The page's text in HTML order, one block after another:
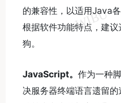
的兼容性，以适用Java
根据软件功能特点，建
狗。
JavaScript。 作为一种
决服务器终端语言遗留